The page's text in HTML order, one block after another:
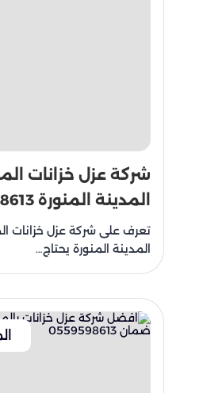
شركة عزل خزانات
المدينة المنورة 0559598613
تعرف على شركة عزل خزانات
المدينة المنورة يحتاج…